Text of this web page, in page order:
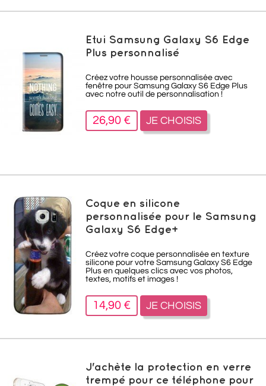
Etui Samsung Galaxy S6 Edge
Plus personnalisé
Créez votre housse personnalisée avec
fenêtre pour Samsung Galaxy S6 Edge Plus
avec notre outil de personnalisation !
26,90 € JE CHOISIS
Coque en silicone
personnalisée pour le Samsung
Galaxy S6 Edge+
Créez votre coque personnalisée en texture
silicone pour votre Samsung Galaxy S6 Edge
Plus en quelques clics avec vos photos,
textes, motifs et images !
14,90 € JE CHOISIS
J'achète la protection en verre
trempé pour ce téléphone pour